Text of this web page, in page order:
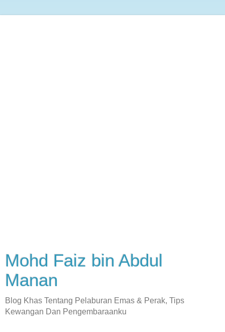
Mohd Faiz bin Abdul
Manan
Blog Khas Tentang Pelaburan Emas & Perak, Tips
Kewangan Dan Pengembaraanku